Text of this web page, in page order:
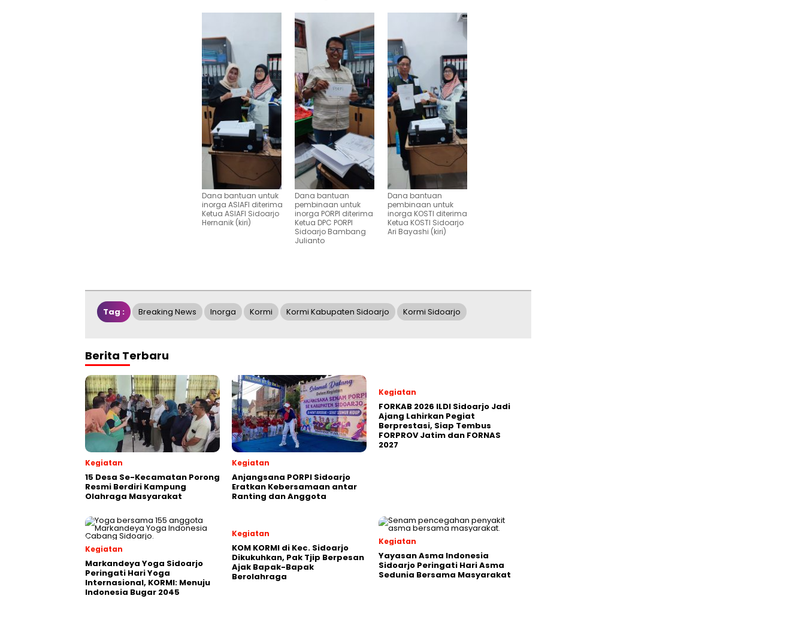
Dana bantuan untuk
inorga ASIAFI diterima
Ketua ASIAFI Sidoarjo
Hernanik (kiri)
Dana bantuan
pembinaan untuk
inorga PORPI diterima
Ketua DPC PORPI
Sidoarjo Bambang
Julianto
Dana bantuan
pembinaan untuk
inorga KOSTI diterima
Ketua KOSTI Sidoarjo
Ari Bayashi (kiri)
Tag : Breaking News Inorga Kormi Kormi Kabupaten Sidoarjo Kormi Sidoarjo
Berita Terbaru
Kegiatan
15 Desa Se-Kecamatan Porong
Resmi Berdiri Kampung
Olahraga Masyarakat
Kegiatan
Anjangsana PORPI Sidoarjo
Eratkan Kebersamaan antar
Ranting dan Anggota
Kegiatan
FORKAB 2026 ILDI Sidoarjo Jadi
Ajang Lahirkan Pegiat
Berprestasi, Siap Tembus
FORPROV Jatim dan FORNAS
2027
Kegiatan
Markandeya Yoga Sidoarjo
Peringati Hari Yoga
Internasional, KORMI: Menuju
Indonesia Bugar 2045
Kegiatan
KOM KORMI di Kec. Sidoarjo
Dikukuhkan, Pak Tjip Berpesan
Ajak Bapak-Bapak
Berolahraga
Kegiatan
Yayasan Asma Indonesia
Sidoarjo Peringati Hari Asma
Sedunia Bersama Masyarakat